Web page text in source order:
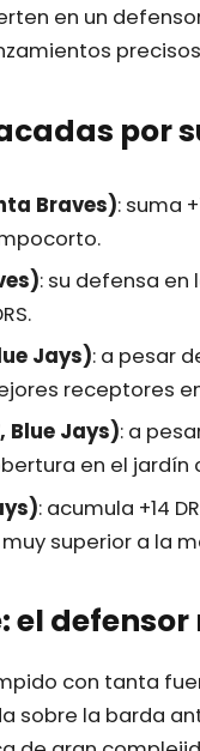
en un
por
Braves): suma
: su defensa
Jays): a pesar
receptores
Blue Jays): a
en el jardín
: acumula +14
superior a la
el
con tanta
sobre la barda